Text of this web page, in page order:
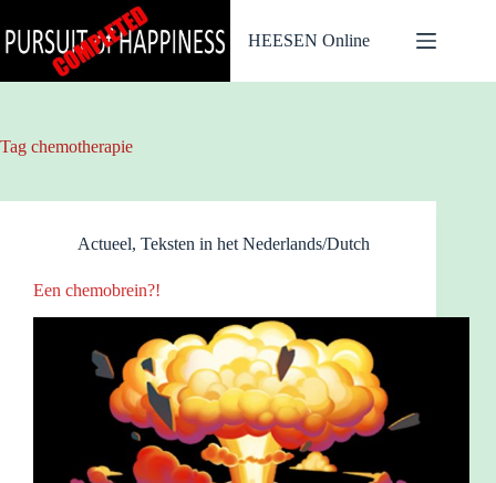
naar
de
HEESEN Online
Tag chemotherapie
Actueel, Teksten in het Nederlands/Dutch
Een chemobrein?!